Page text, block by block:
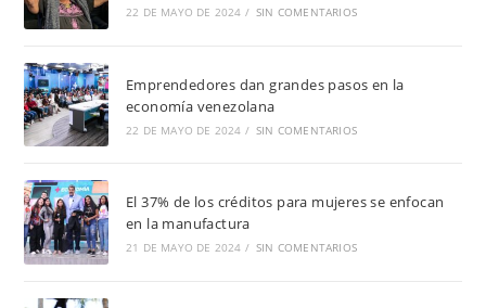
22 DE MAYO DE 2024 / SIN COMENTARIOS
Emprendedores dan grandes pasos en la
economía venezolana
22 DE MAYO DE 2024 / SIN COMENTARIOS
El 37% de los créditos para mujeres se enfocan
en la manufactura
21 DE MAYO DE 2024 / SIN COMENTARIOS